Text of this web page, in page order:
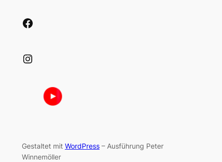
Facebook
Instagram
Gestaltet mit WordPress– Ausführung Peter
Winnemöller